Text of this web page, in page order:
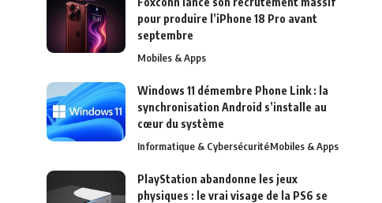
pour produire l’iPhone 18 Pro avant
septembre
Mobiles & Apps
Windows 11 démembre Phone Link : la
synchronisation Android s’installe au
cœur du système
Informatique & CybersécuritéMobiles & Apps
PlayStation abandonne les jeux
physiques : le vrai visage de la PS6 se